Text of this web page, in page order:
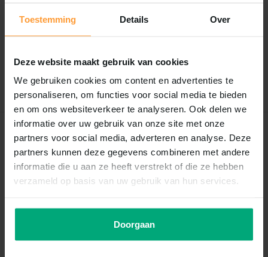
Toestemming Details Over
Deze website maakt gebruik van cookies
We gebruiken cookies om content en advertenties te
personaliseren, om functies voor social media te bieden
en om ons websiteverkeer te analyseren. Ook delen we
informatie over uw gebruik van onze site met onze
partners voor social media, adverteren en analyse. Deze
partners kunnen deze gegevens combineren met andere
informatie die u aan ze heeft verstrekt of die ze hebben
verzameld op basis van uw gebruik van hun services.
Doorgaan
0/5 Based on 0 reviews
Schrijf je eigen review
Recent bekeken